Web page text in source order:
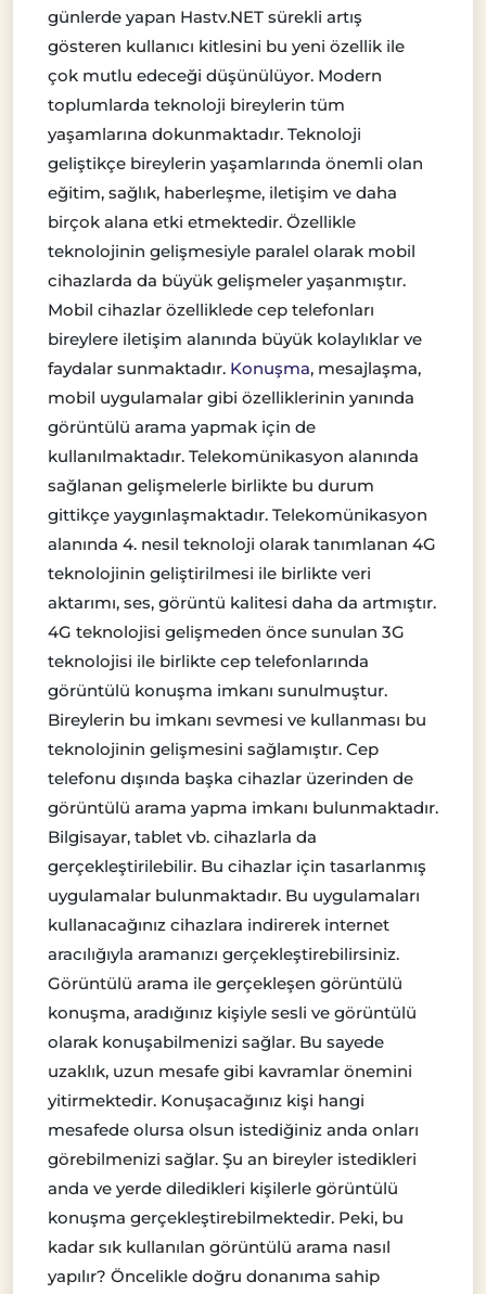
günlerde yapan Hastv.NET sürekli artış
gösteren kullanıcı kitlesini bu yeni özellik ile
çok mutlu edeceği düşünülüyor. Modern
toplumlarda teknoloji bireylerin tüm
yaşamlarına dokunmaktadır. Teknoloji
geliştikçe bireylerin yaşamlarında önemli olan
eğitim, sağlık, haberleşme, iletişim ve daha
birçok alana etki etmektedir. Özellikle
teknolojinin gelişmesiyle paralel olarak mobil
cihazlarda da büyük gelişmeler yaşanmıştır.
Mobil cihazlar özelliklede cep telefonları
bireylere iletişim alanında büyük kolaylıklar ve
faydalar sunmaktadır. Konuşma, mesajlaşma,
mobil uygulamalar gibi özelliklerinin yanında
görüntülü arama yapmak için de
kullanılmaktadır. Telekomünikasyon alanında
sağlanan gelişmelerle birlikte bu durum
gittikçe yaygınlaşmaktadır. Telekomünikasyon
alanında 4. nesil teknoloji olarak tanımlanan 4G
teknolojinin geliştirilmesi ile birlikte veri
aktarımı, ses, görüntü kalitesi daha da artmıştır.
4G teknolojisi gelişmeden önce sunulan 3G
teknolojisi ile birlikte cep telefonlarında
görüntülü konuşma imkanı sunulmuştur.
Bireylerin bu imkanı sevmesi ve kullanması bu
teknolojinin gelişmesini sağlamıştır. Cep
telefonu dışında başka cihazlar üzerinden de
görüntülü arama yapma imkanı bulunmaktadır.
Bilgisayar, tablet vb. cihazlarla da
gerçekleştirilebilir. Bu cihazlar için tasarlanmış
uygulamalar bulunmaktadır. Bu uygulamaları
kullanacağınız cihazlara indirerek internet
aracılığıyla aramanızı gerçekleştirebilirsiniz.
Görüntülü arama ile gerçekleşen görüntülü
konuşma, aradığınız kişiyle sesli ve görüntülü
olarak konuşabilmenizi sağlar. Bu sayede
uzaklık, uzun mesafe gibi kavramlar önemini
yitirmektedir. Konuşacağınız kişi hangi
mesafede olursa olsun istediğiniz anda onları
görebilmenizi sağlar. Şu an bireyler istedikleri
anda ve yerde diledikleri kişilerle görüntülü
konuşma gerçekleştirebilmektedir. Peki, bu
kadar sık kullanılan görüntülü arama nasıl
yapılır? Öncelikle doğru donanıma sahip